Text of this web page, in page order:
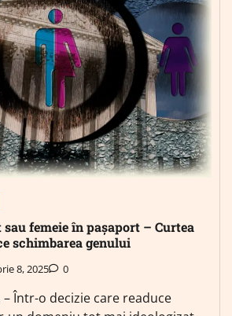
sau femeie în pașaport – Curtea
schimbarea genului
8, 2025 0
– Într-o decizie care readuce